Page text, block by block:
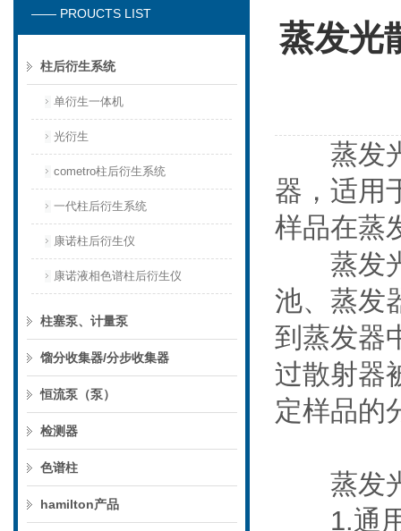
天津琛航科苑科技发展有限公司
—— PROUCTS LIST
柱后衍生系统
单衍生一体机
光衍生
cometro柱后衍生系统
一代柱后衍生系统
康诺柱后衍生仪
康诺液相色谱柱后衍生仪
柱塞泵、计量泵
馏分收集器/分步收集器
恒流泵（泵）
检测器
色谱柱
hamilton产品
蒸发光
蒸发光
器，适用
样品在蒸
蒸发光
池、蒸发
到蒸发器
过散射器
定样品的
蒸发光
1.通用